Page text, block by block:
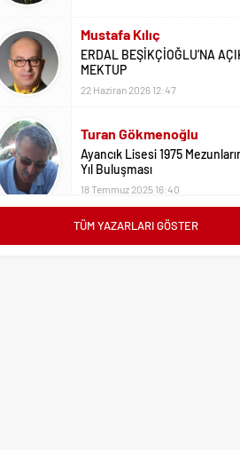
ERDAL BEŞİKÇİOĞLU’NA AÇIK
MEKTUP
22 Haziran 2026 12:47
Ayancık Lisesi 1975
Yıl Buluşması
18 Temmuz 2025 16:40
Adil Yıldız
Bu Sene Fenerbahçe Ülke
TÜM YAZARLARI GÖSTER